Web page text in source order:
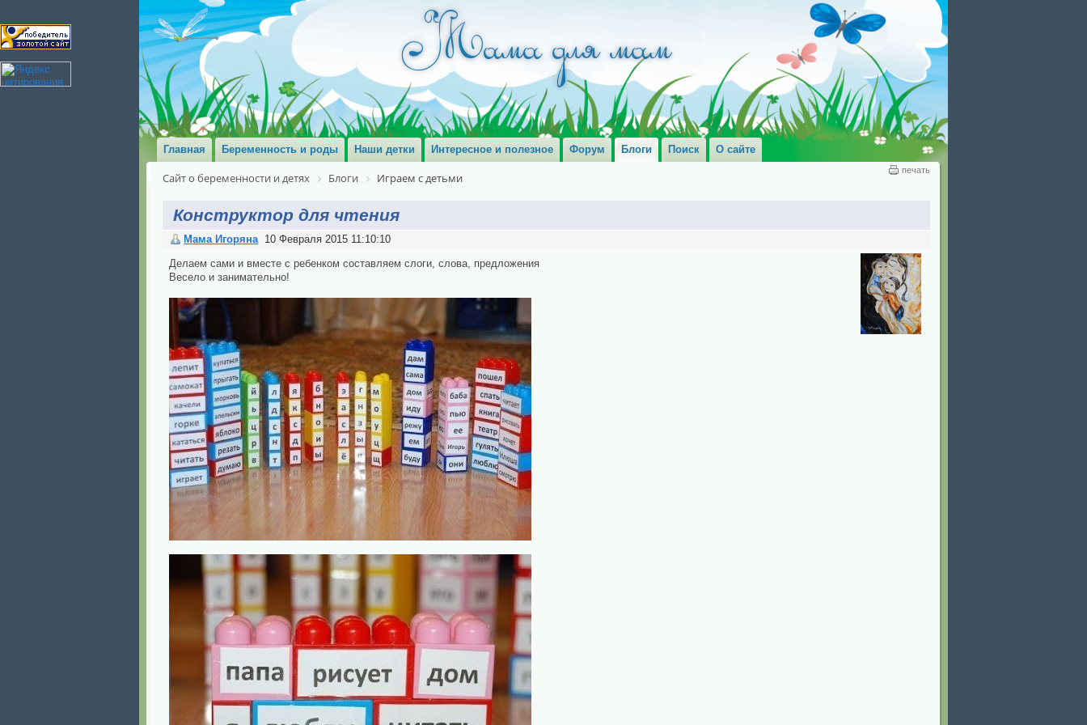
Главная Беременность и роды Наши детки Интересное и полезное Форум Блоги Поиск О сайте
печать
Сайт о беременности и детях Блоги Играем с детьми
Конструктор для чтения
Мама Игоряна 10 Февраля 2015 11:10:10
Делаем сами и вместе с ребенком составляем слоги, слова, предложения
Весело и занимательно!